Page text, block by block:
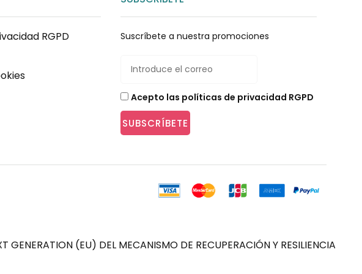
RGPD
Suscríbete a nuestra promociones
Acepto las políticas de privacidad RGPD
SUBSCRÍBETE
(EU) DEL MECANISMO DE RECUPERACIÓN Y RESILIENCIA